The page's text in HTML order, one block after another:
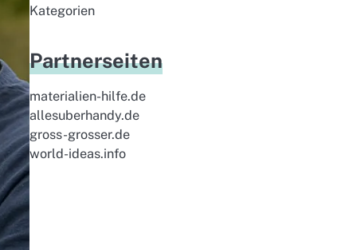
Kategorien
Partnerseiten
materialien-hilfe.de
allesuberhandy.de
gross-grosser.de
world-ideas.info